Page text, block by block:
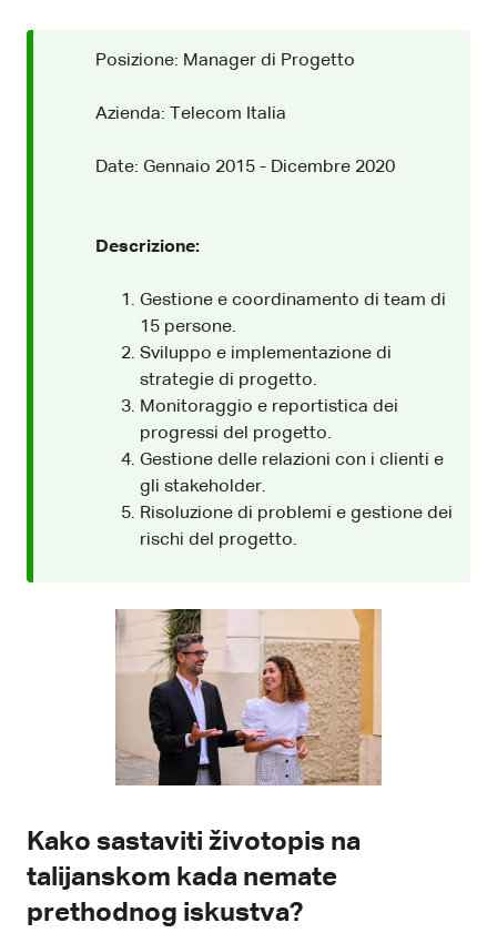
Posizione: Manager di Progetto
Azienda: Telecom Italia
Date: Gennaio 2015 - Dicembre 2020
Descrizione:
Gestione e coordinamento di team di
15 persone.
Sviluppo e implementazione di
strategie di progetto.
Monitoraggio e reportistica dei
progressi del progetto.
Gestione delle relazioni con i clienti e
gli stakeholder.
Risoluzione di problemi e gestione dei
rischi del progetto.
Kako sastaviti životopis na
talijanskom kada nemate
prethodnog iskustva?